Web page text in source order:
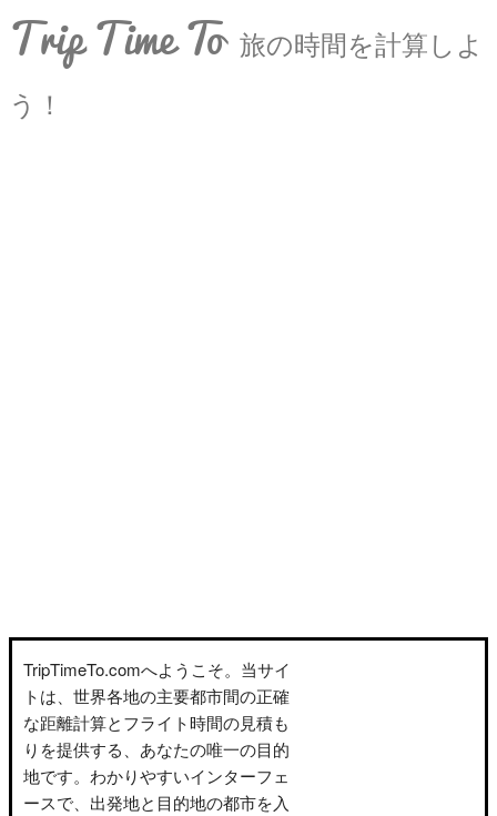
Trip Time To 旅の時間を計算しよ
う！
TripTimeTo.comへようこそ。当サイ
トは、世界各地の主要都市間の正確
な距離計算とフライト時間の見積も
りを提供する、あなたの唯一の目的
地です。わかりやすいインターフェ
ースで、出発地と目的地の都市を入